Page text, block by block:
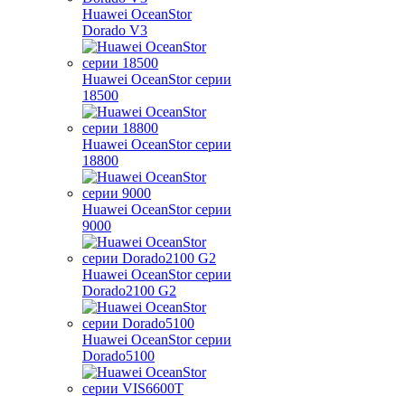
Huawei OceanStor
Dorado V3
Huawei OceanStor серии
18500
Huawei OceanStor серии
18800
Huawei OceanStor серии
9000
Huawei OceanStor серии
Dorado2100 G2
Huawei OceanStor серии
Dorado5100